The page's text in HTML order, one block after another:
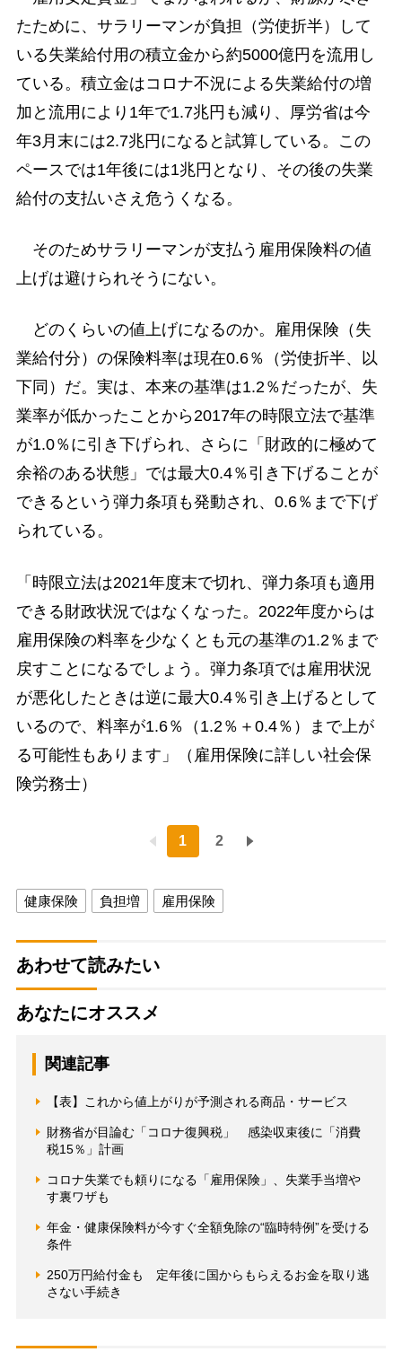
たために、サラリーマンが負担（労使折半）して
いる失業給付用の積立金から約5000億円を流用し
ている。積立金はコロナ不況による失業給付の増
加と流用により1年で1.7兆円も減り、厚労省は今
年3月末には2.7兆円になると試算している。この
ペースでは1年後には1兆円となり、その後の失業
給付の支払いさえ危うくなる。
そのためサラリーマンが支払う雇用保険料の値
上げは避けられそうにない。
どのくらいの値上げになるのか。雇用保険（失
業給付分）の保険料率は現在0.6％（労使折半、以
下同）だ。実は、本来の基準は1.2％だったが、失
業率が低かったことから2017年の時限立法で基準
が1.0％に引き下げられ、さらに「財政的に極めて
余裕のある状態」では最大0.4％引き下げることが
できるという弾力条項も発動され、0.6％まで下げ
られている。
「時限立法は2021年度末で切れ、弾力条項も適用
できる財政状況ではなくなった。2022年度からは
雇用保険の料率を少なくとも元の基準の1.2％まで
戻すことになるでしょう。弾力条項では雇用状況
が悪化したときは逆に最大0.4％引き上げるとして
いるので、料率が1.6％（1.2％＋0.4％）まで上が
る可能性もあります」（雇用保険に詳しい社会保
険労務士）
1 2
健康保険 負担増 雇用保険
あわせて読みたい
あなたにオススメ
関連記事
【表】これから値上がりが予測される商品・サービス
財務省が目論む「コロナ復興税」 感染収束後に「消費
税15％」計画
コロナ失業でも頼りになる「雇用保険」、失業手当増や
す裏ワザも
年金・健康保険料が今すぐ全額免除の“臨時特例”を受ける
条件
250万円給付金も 定年後に国からもらえるお金を取り逃
さない手続き